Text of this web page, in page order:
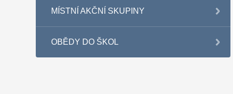
MÍSTNÍ AKČNÍ SKUPINY
OBĚDY DO ŠKOL